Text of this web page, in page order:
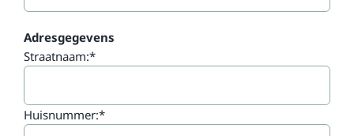
Adresgegevens
Straatnaam:*
Huisnummer:*